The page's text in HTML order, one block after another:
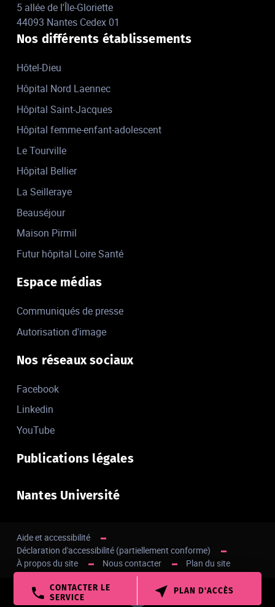
CONTACTER LE
SERVICE
PLAN D'ACCÈS
5 allée de l'Île-Gloriette
44093 Nantes Cedex 01
Nos différents établissements
Hôtel-Dieu
Hôpital Nord Laennec
Hôpital Saint-Jacques
Hôpital femme-enfant-adolescent
Le Tourville
Hôpital Bellier
La Seilleraye
Beauséjour
Maison Pirmil
Futur hôpital Loire Santé
Espace médias
Communiqués de presse
Autorisation d'image
Nos réseaux sociaux
Facebook
Linkedin
YouTube
Publications légales
Nantes Université
Aide et accessibilité
Déclaration d'accessibilité (partiellement conforme)
À propos du site
Nous contacter Plan du site
Haut de page